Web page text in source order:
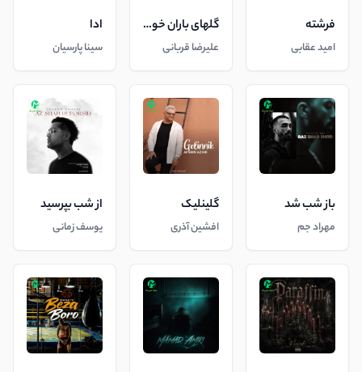
فرشته
امید عقابی
گلهای باران خورده
علیرضا قربانی
ادا
سینا پارسیان
باز شب شد
مهراد جم
گلینلیک
افشین آذری
از شب بپرسید
یوسف زمانی